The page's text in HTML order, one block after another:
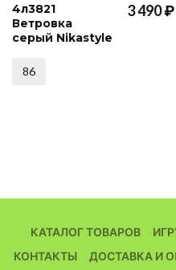
4л3821
Ветровка
серый Nikastyle
3 490 ₽
86
КАТАЛОГ ТОВАРОВ
КОНТАКТЫ
ДОСТАВКА И